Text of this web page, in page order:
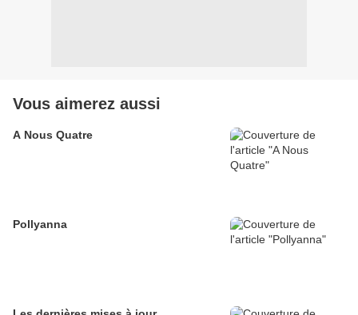
Vous aimerez aussi
A Nous Quatre
Pollyanna